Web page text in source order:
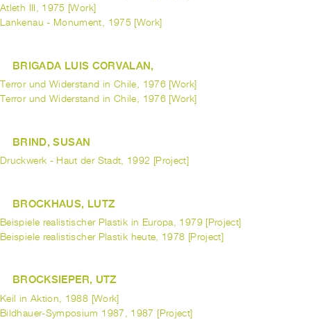
Atleth III, 1975 [Work]
Lankenau - Monument, 1975 [Work]
BRIGADA LUIS CORVALAN,
Terror und Widerstand in Chile, 1976 [Work]
Terror und Widerstand in Chile, 1976 [Work]
BRIND, SUSAN
Druckwerk - Haut der Stadt, 1992 [Project]
BROCKHAUS, LUTZ
Beispiele realistischer Plastik in Europa, 1979 [Project]
Beispiele realistischer Plastik heute, 1978 [Project]
BROCKSIEPER, UTZ
Keil in Aktion, 1988 [Work]
Bildhauer-Symposium 1987, 1987 [Project]